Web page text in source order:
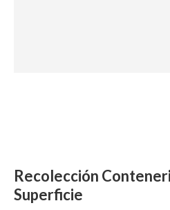
Recolección
Superficie